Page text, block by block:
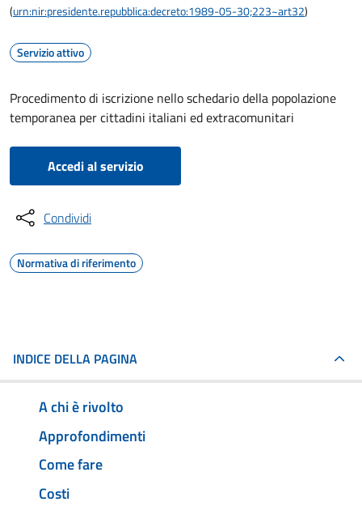
(urn:nir:presidente.repubblica:decreto:1989-05-30;223~art32)
Servizio attivo
Procedimento di iscrizione nello schedario della popolazione
temporanea per cittadini italiani ed extracomunitari
Accedi al servizio
Condividi
Normativa di riferimento
INDICE DELLA PAGINA
A chi è rivolto
Approfondimenti
Come fare
Costi